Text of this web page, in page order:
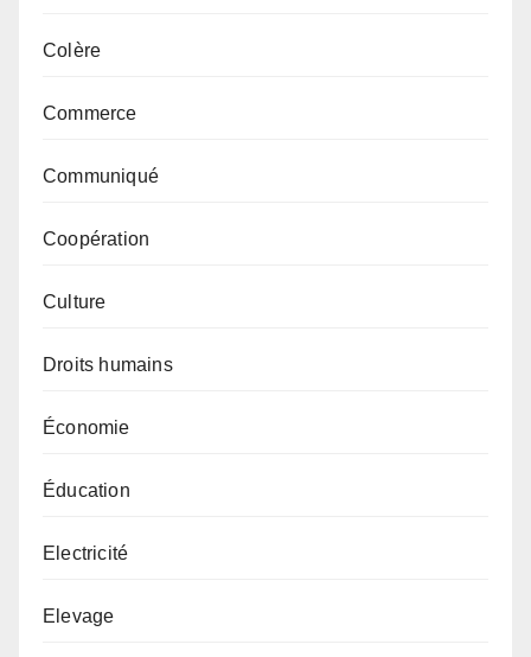
Colère
Commerce
Communiqué
Coopération
Culture
Droits humains
Économie
Éducation
Electricité
Elevage